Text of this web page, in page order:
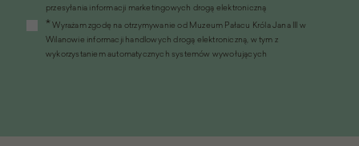
nowym
oknie)
przesyłania informacji marketingowych drogą elektroniczną
* Wyrażam zgodę na otrzymywanie od Muzeum Pałacu Króla Jana III w
Wilanowie informacji handlowych drogą elektroniczną, w tym z
wykorzystaniem automatycznych systemów wywołujących